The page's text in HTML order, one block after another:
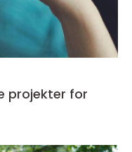
projekter for